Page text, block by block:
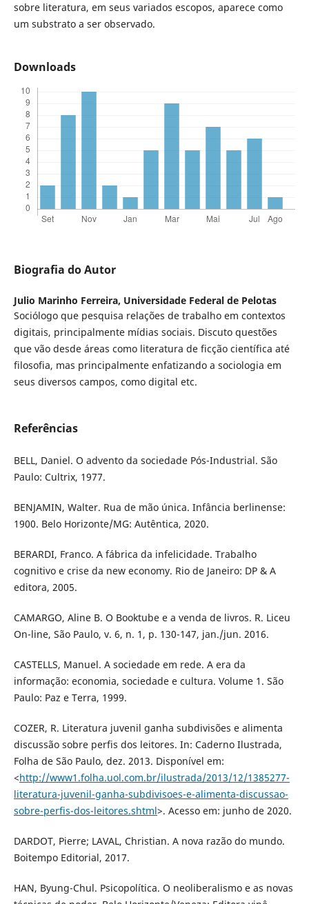
sobre literatura, em seus variados escopos, aparece como
um substrato a ser observado.
Downloads
Biografia do Autor
Julio Marinho Ferreira, Universidade Federal de Pelotas
Sociólogo que pesquisa relações de trabalho em contextos
digitais, principalmente mídias sociais. Discuto questões
que vão desde áreas como literatura de ficção científica até
filosofia, mas principalmente enfatizando a sociologia em
seus diversos campos, como digital etc.
Referências
BELL, Daniel. O advento da sociedade Pós-Industrial. São
Paulo: Cultrix, 1977.
BENJAMIN, Walter. Rua de mão única. Infância berlinense:
1900. Belo Horizonte/MG: Autêntica, 2020.
BERARDI, Franco. A fábrica da infelicidade. Trabalho
cognitivo e crise da new economy. Rio de Janeiro: DP & A
editora, 2005.
CAMARGO, Aline B. O Booktube e a venda de livros. R. Liceu
On-line, São Paulo, v. 6, n. 1, p. 130-147, jan./jun. 2016.
CASTELLS, Manuel. A sociedade em rede. A era da
informação: economia, sociedade e cultura. Volume 1. São
Paulo: Paz e Terra, 1999.
COZER, R. Literatura juvenil ganha subdivisões e alimenta
discussão sobre perfis dos leitores. In: Caderno Ilustrada,
Folha de São Paulo, dez. 2013. Disponível em:
<http://www1.folha.uol.com.br/ilustrada/2013/12/1385277-
literatura-juvenil-ganha-subdivisoes-e-alimenta-discussao-
sobre-perfis-dos-leitores.shtml>. Acesso em: junho de 2020.
DARDOT, Pierre; LAVAL, Christian. A nova razão do mundo.
Boitempo Editorial, 2017.
HAN, Byung-Chul. Psicopolítica. O neoliberalismo e as novas